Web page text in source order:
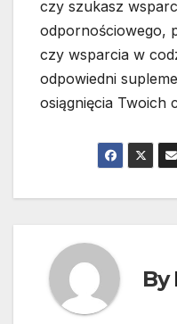
czy szukasz
odpornościowego,
czy wsparcia w
odpowiedni
osiągnięcia Twoich
By